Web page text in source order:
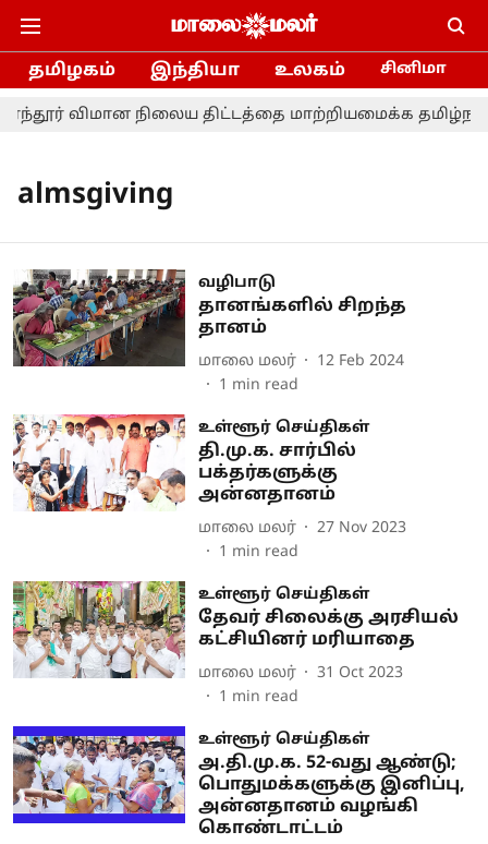
தமிழகம் இந்தியா உலகம் சினிமா
விமான நிலைய திட்டத்தை மாற்றியமைக்க
almsgiving
வழிபாடு
தானங்களில் சிறந்த
தானம்
மாலை மலர்
12 Feb 2024
1 min read
உள்ளூர் செய்திகள்
தி.மு.க. சார்பில்
பக்தர்களுக்கு
அன்னதானம்
மாலை மலர்
27 Nov 2023
1 min read
உள்ளூர் செய்திகள்
தேவர் சிலைக்கு அரசியல்
கட்சியினர் மரியாதை
மாலை மலர்
31 Oct 2023
1 min read
உள்ளூர் செய்திகள்
அ.தி.மு.க. 52-வது ஆண்டு;
பொதுமக்களுக்கு இனிப்பு,
அன்னதானம் வழங்கி
கொண்டாட்டம்